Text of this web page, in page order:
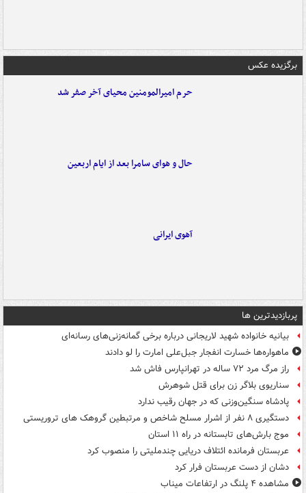
برگزیده عکس
حرم امیرالمومنین محیای آخر صفر شد
حال و هوای سامرا بعد از ایام اربعین
آهوی ایرانی
پربازدیدترین ها
بیانیه خانواده شهید لاریجانی درباره برخی گمانه‌زنی‌های رسانه‌ای
ماهواره‌ها خسارت انفجار جبل‌علی امارت را لو دادند
راز مرگ مرد ۷۲ ساله در تهرانپارس فاش شد
سناریوی بلاگر زن برای قتل شوهرش
پادشاه سنگین‌وزنی که در جهان رقیب ندارد
دستگیری ۸ نفر از اشرار مسلح شاخص و مرتبطین گروهک های تروریستی
موج بارش‌های تابستانه در راه ۱۱ استان
عربستان فرمانده ائتلاف دریایی چندملیتی را منصوب کرد
دشان از دست عربستان فرار کرد
مشاهده ۴ پلنگ در ارتفاعات میناب